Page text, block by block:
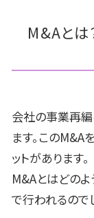
M&Aと
会社の事業再
ます。このM&A
ットがあります。
M&Aとはどの
で行われるので